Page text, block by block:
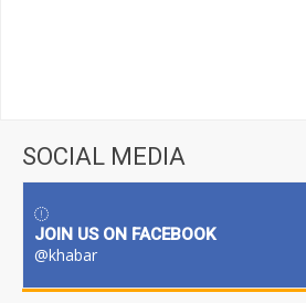
SOCIAL MEDIA
JOIN US ON FACEBOOK
@khabar